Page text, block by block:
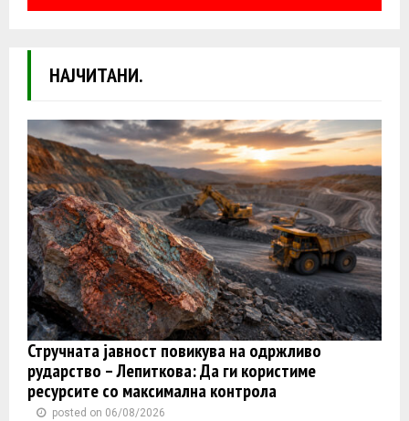
НАЈЧИТАНИ.
Стручната јавност повикува на одржливо
рударство – Лепиткова: Да ги користиме
ресурсите со максимална контрола
posted on 06/08/2026